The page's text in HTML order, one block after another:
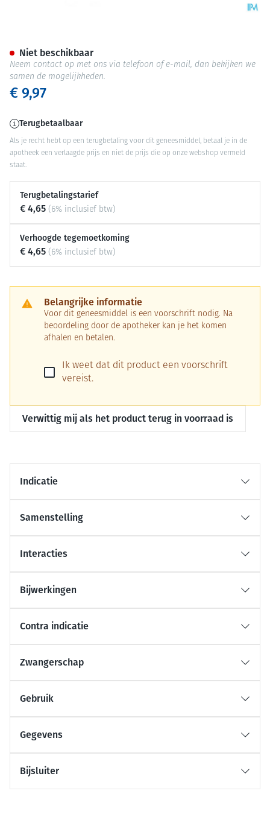
€ 9,97
Terugbetaalbaar
Als je recht hebt op een terugbetaling voor dit geneesmiddel, betaal je in de
apotheek een verlaagde prijs en niet de prijs die op onze webshop vermeld
staat.
Terugbetalingstarief
€ 4,65 (6% inclusief btw)
Verhoogde tegemoetkoming
€ 4,65 (6% inclusief btw)
Belangrijke informatie
Voor dit geneesmiddel is een voorschrift nodig. Na
beoordeling door de apotheker kan je het komen
afhalen en betalen.
Ik weet dat dit product een voorschrift
vereist.
Verwittig mij als het product terug in voorraad is
Niet beschikbaar
Neem contact op met ons via telefoon of e-mail, dan bekijken we
samen de mogelijkheden.
Indicatie
Samenstelling
Interacties
Bijwerkingen
Contra indicatie
Zwangerschap
Gebruik
Gegevens
Bijsluiter